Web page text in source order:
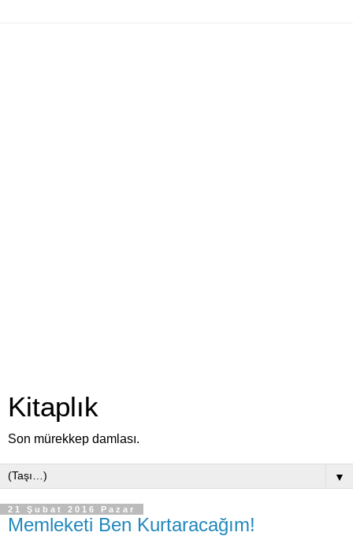
Kitaplık
Son mürekkep damlası.
▼
21 Şubat 2016 Pazar
Memleketi Ben Kurtaracağım!